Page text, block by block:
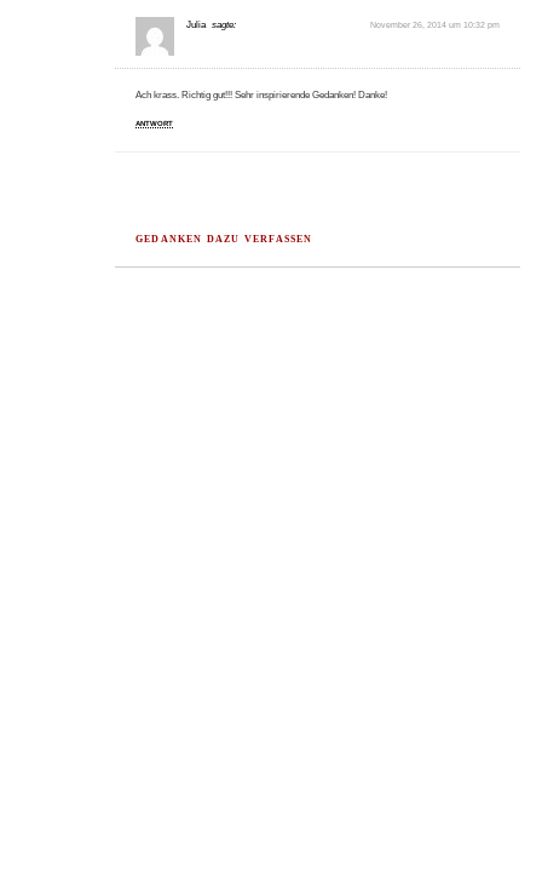
Julia sagte: November 26, 2014 um 10:32 pm
Ach krass. Richtig gut!!! Sehr inspirierende Gedanken! Danke!
ANTWORT
GEDANKEN DAZU VERFASSEN